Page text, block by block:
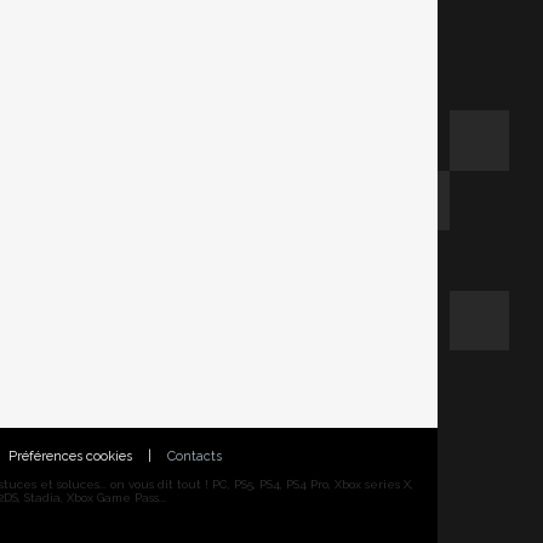
Préférences cookies Contacts
et soluces... on vous dit tout ! PC, PS5, PS4, PS4 Pro, Xbox series X,
Stadia, Xbox Game Pass...